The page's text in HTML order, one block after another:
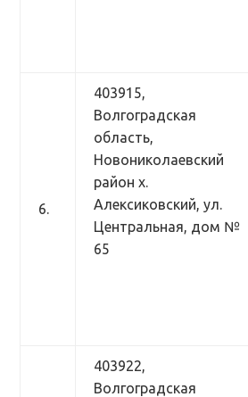
6.
403915,
Волгоградская
область,
Новониколаевский
район х.
Алексиковский, ул.
Центральная, дом №
65
403922,
Волгоградская